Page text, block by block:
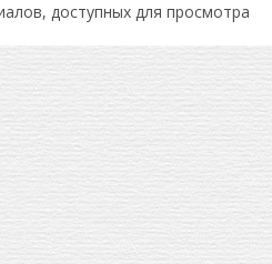
доступных для просмотра